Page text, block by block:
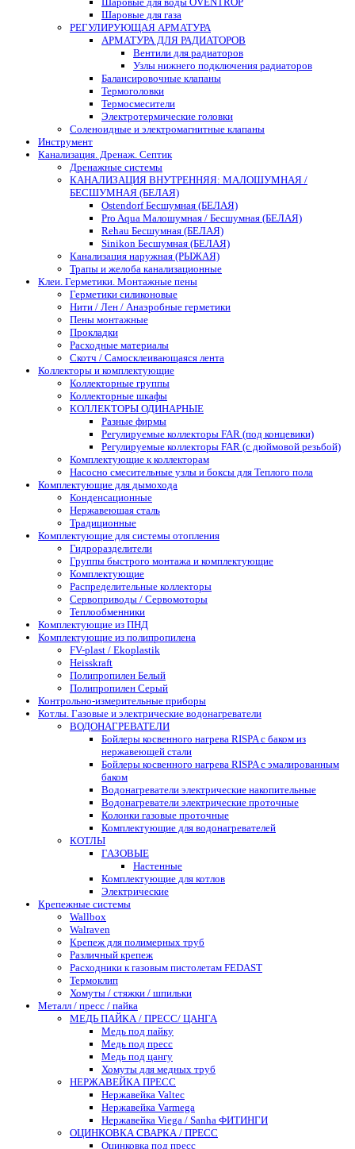
Шаровые для газа
РЕГУЛИРУЮЩАЯ АРМАТУРА
АРМАТУРА ДЛЯ РАДИАТОРОВ
Вентили для радиаторов
Узлы нижнего подключения радиаторов
Балансировочные клапаны
Термоголовки
Термосмесители
Электротермические головки
Соленоидные и электромагнитные клапаны
Инструмент
Канализация. Дренаж. Септик
Дренажные системы
КАНАЛИЗАЦИЯ ВНУТРЕННЯЯ: МАЛОШУМНАЯ /
БЕСШУМНАЯ (БЕЛАЯ)
Ostendorf Бесшумная (БЕЛАЯ)
Pro Aqua Малошумная / Бесшумная (БЕЛАЯ)
Rehau Бесшумная (БЕЛАЯ)
Sinikon Бесшумная (БЕЛАЯ)
Канализация наружная (РЫЖАЯ)
Трапы и желоба канализационные
Клеи. Герметики. Монтажные пены
Герметики силиконовые
Нити / Лен / Анаэробные герметики
Пены монтажные
Прокладки
Расходные материалы
Скотч / Самосклеивающаяся лента
Коллекторы и комплектующие
Коллекторные группы
Коллекторные шкафы
КОЛЛЕКТОРЫ ОДИНАРНЫЕ
Разные фирмы
Регулируемые коллекторы FAR (под концевики)
Регулируемые коллекторы FAR (с дюймовой резьбой)
Комплектующие к коллекторам
Насосно смесительные узлы и боксы для Теплого пола
Комплектующие для дымохода
Конденсационные
Нержавеющая сталь
Традиционные
Комплектующие для системы отопления
Гидроразделители
Группы быстрого монтажа и комплектующие
Комплектующие
Распределительные коллекторы
Сервоприводы / Сервомоторы
Теплообменники
Комплектующие из ПНД
Комплектующие из полипропилена
FV-plast / Ekoplastik
Heisskraft
Полипропилен Белый
Полипропилен Серый
Контрольно-измерительные приборы
Котлы. Газовые и электрические водонагреватели
ВОДОНАГРЕВАТЕЛИ
Бойлеры косвенного нагрева RISPA с баком из
нержавеющей стали
Бойлеры косвенного нагрева RISPA с эмалированным
баком
Водонагреватели электрические накопительные
Водонагреватели электрические проточные
Колонки газовые проточные
Комплектующие для водонагревателей
КОТЛЫ
ГАЗОВЫЕ
Настенные
Комплектующие для котлов
Электрические
Крепежные системы
Wallbox
Walraven
Крепеж для полимерных труб
Различный крепеж
Расходники к газовым пистолетам FEDAST
Термоклип
Хомуты / стяжки / шпильки
Металл / пресс / пайка
МЕДЬ ПАЙКА / ПРЕСС/ ЦАНГА
Медь под пайку
Медь под пресс
Медь под цангу
Хомуты для медных труб
НЕРЖАВЕЙКА ПРЕСС
Нержавейка Valtec
Нержавейка Varmega
Нержавейка Viega / Sanha ФИТИНГИ
ОЦИНКОВКА СВАРКА / ПРЕСС
Оцинковка под пресс